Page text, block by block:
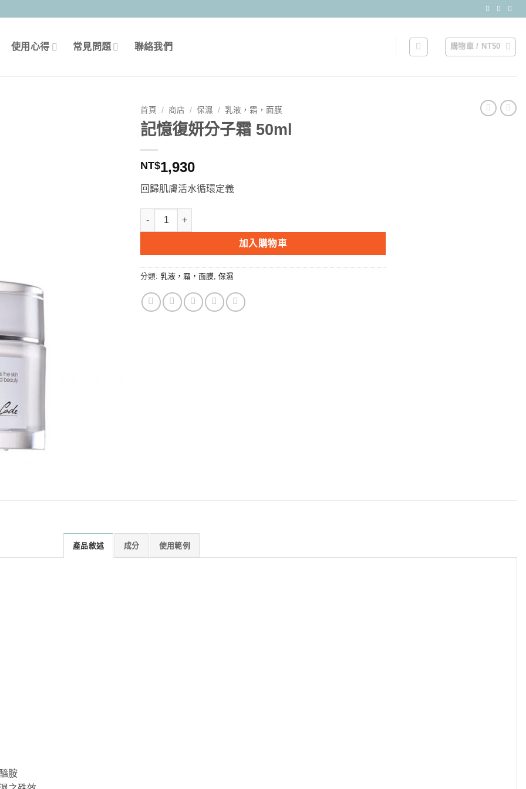
使用心得 常見問題 聯絡我們 購物車 / NT$0
首頁 / 商店 / 保濕 / 乳液，霜，面膜
記憶復妍分子霜 50ml
NT$1,930
回歸肌膚活水循環定義
記憶復妍分子霜 50ml 數量
加入購物車
分類: 乳液，霜，面膜 保濕
產品敘述 成分 使用範例
胺